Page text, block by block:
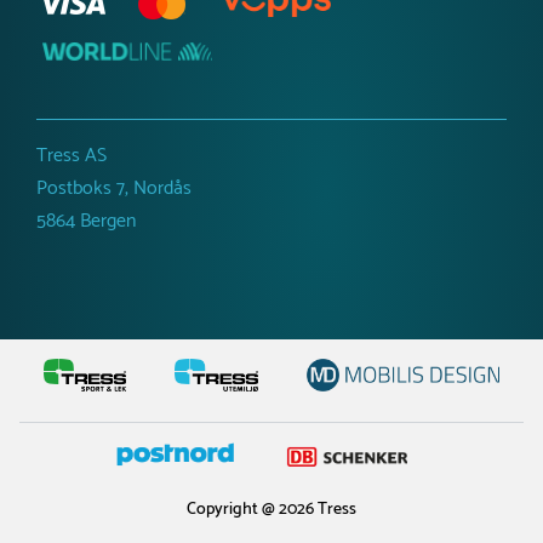
Tress AS
Postboks 7, Nordås
5864 Bergen
Copyright @ 2026 Tress